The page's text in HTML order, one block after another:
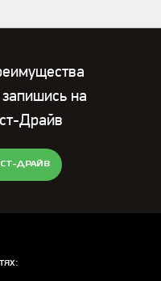
на
Драйв
ДРАЙВ